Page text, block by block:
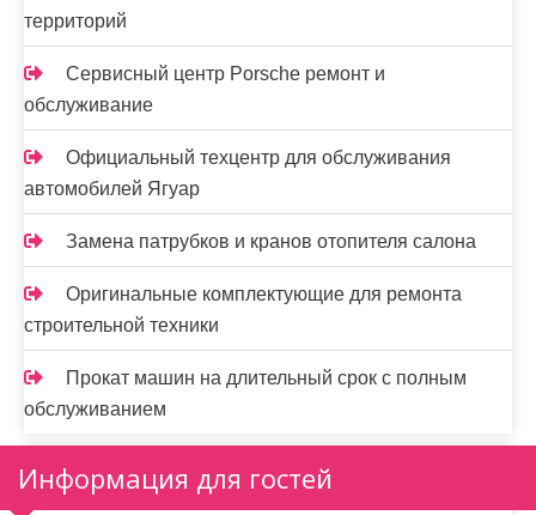
территорий
Сервисный центр Porsche ремонт и
обслуживание
Официальный техцентр для обслуживания
автомобилей Ягуар
Замена патрубков и кранов отопителя салона
Оригинальные комплектующие для ремонта
строительной техники
Прокат машин на длительный срок с полным
обслуживанием
Информация для гостей